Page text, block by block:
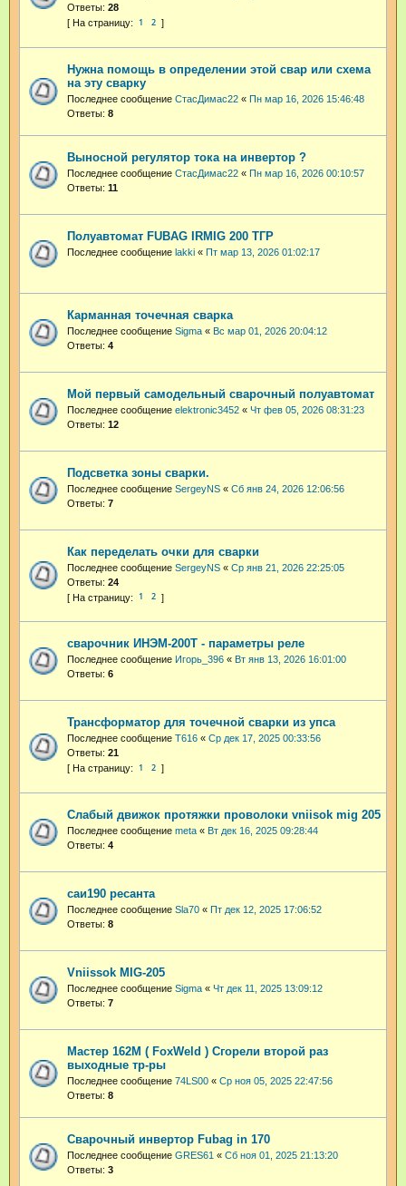
Ответы: 28
1 2
Нужна помощь в определении этой свар или схема
на эту сварку
Последнее сообщение СтасДимас22 « Пн мар 16, 2026 15:46:48
Ответы: 8
Выносной регулятор тока на инвертор ?
Последнее сообщение СтасДимас22 « Пн мар 16, 2026 00:10:57
Ответы: 11
Полуавтомат FUBAG IRMIG 200 ТГР
Последнее сообщение lakki « Пт мар 13, 2026 01:02:17
Карманная точечная сварка
Последнее сообщение Sigma « Вс мар 01, 2026 20:04:12
Ответы: 4
Мой первый самодельный сварочный полуавтомат
Последнее сообщение elektronic3452 « Чт фев 05, 2026 08:31:23
Ответы: 12
Подсветка зоны сварки.
Последнее сообщение SergeyNS « Сб янв 24, 2026 12:06:56
Ответы: 7
Как переделать очки для сварки
Последнее сообщение SergeyNS « Ср янв 21, 2026 22:25:05
Ответы: 24
1 2
сварочник ИНЭМ-200Т - параметры реле
Последнее сообщение Игорь_396 « Вт янв 13, 2026 16:01:00
Ответы: 6
Трансформатор для точечной сварки из упса
Последнее сообщение T616 « Ср дек 17, 2025 00:33:56
Ответы: 21
1 2
Слабый движок протяжки проволоки vniisok mig 205
Последнее сообщение meta « Вт дек 16, 2025 09:28:44
Ответы: 4
саи190 ресанта
Последнее сообщение Sla70 « Пт дек 12, 2025 17:06:52
Ответы: 8
Vniissok MIG-205
Последнее сообщение Sigma « Чт дек 11, 2025 13:09:12
Ответы: 7
Мастер 162М ( FoxWeld ) Сгорели второй раз
выходные тр-ры
Последнее сообщение 74LS00 « Ср ноя 05, 2025 22:47:56
Ответы: 8
Сварочный инвертор Fubag in 170
Последнее сообщение GRES61 « Сб ноя 01, 2025 21:13:20
Ответы: 3